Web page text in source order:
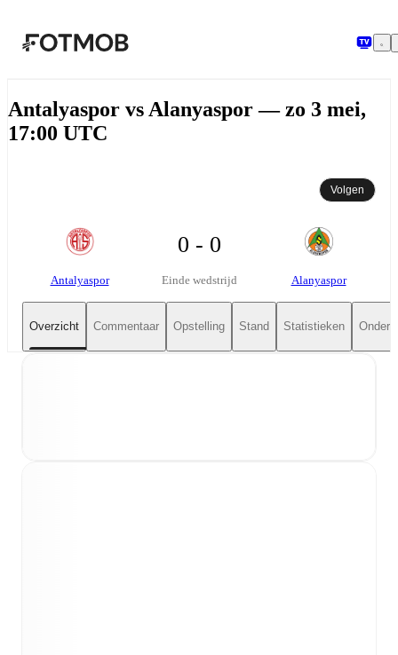
Antalyaspor vs Alanyaspor — zo 3 mei,
17:00 UTC
Volgen
Antalyaspor
0 - 0
Einde wedstrijd Alanyaspor
Overzicht Commentaar Opstelling Stand Statistieken